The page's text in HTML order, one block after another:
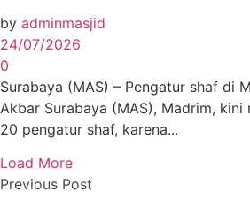
by adminmasjid
24/07/2026
0
Surabaya (MAS) – Pengatur shaf di
Akbar Surabaya (MAS), Madrim, kini
20 pengatur shaf, karena...
Load More
Previous Post